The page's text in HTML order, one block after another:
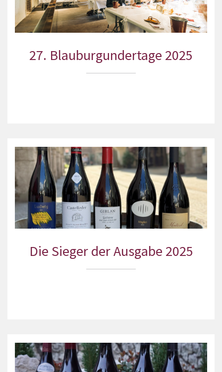
27. Blauburgundertage 2025
Die Sieger der Ausgabe 2025